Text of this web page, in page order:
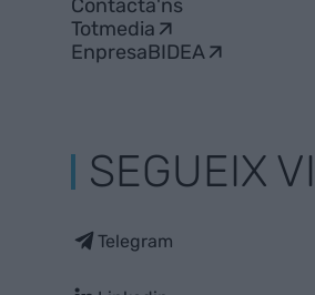
Contacta'ns
Totmedia
EnpresaBIDEA
SEGUEIX
Telegram